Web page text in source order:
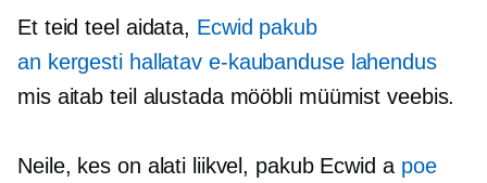
Et teid teel aidata, Ecwid pakub
an kergesti hallatav e-kaubanduse lahendus
mis aitab teil alustada mööbli müümist veebis.
Neile, kes on alati liikvel, pakub Ecwid a poe